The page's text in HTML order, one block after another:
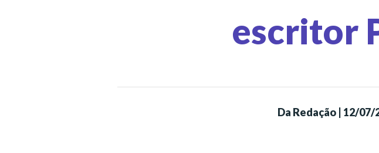
escritor
Da Redação| 12/07/